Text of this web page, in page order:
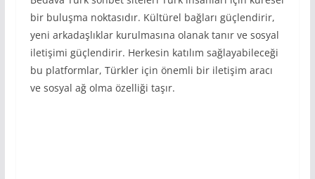
bir buluşma noktasıdır. Kültürel bağları güçlendirir,
yeni arkadaşlıklar kurulmasına olanak tanır ve sosyal
iletişimi güçlendirir. Herkesin katılım sağlayabileceği
bu platformlar, Türkler için önemli bir iletişim aracı
ve sosyal ağ olma özelliği taşır.